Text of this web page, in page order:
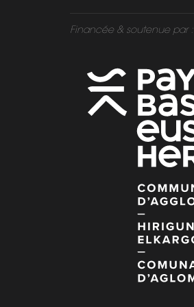
Financée & soutenue par :